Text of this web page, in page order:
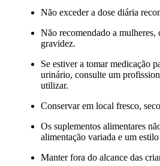
Não exceder a dose diária
Não recomendado a mulheres,
gravidez.
Se estiver a tomar medicação
urinário, consulte um
utilizar.
Conservar em local fresco,
Os suplementos alimentares
alimentação variada e um
Manter fora do alcance das